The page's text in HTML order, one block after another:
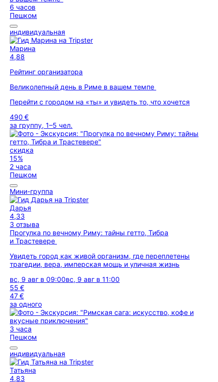
6 часов
Пешком
индивидуальная
Марина
4,88
Рейтинг организатора
Великолепный день в Риме в вашем темпе
Перейти с городом на «ты» и увидеть то, что хочется
490 €
за группу, 1–5 чел.
скидка
15%
2 часа
Пешком
Мини-группа
Дарья
4,33
3 отзыва
Прогулка по вечному Риму: тайны гетто, Тибра
и Трастевере
Увидеть город как живой организм, где переплетены
трагедии, вера, имперская мощь и уличная жизнь
вс, 9 авг в 09:00вс, 9 авг в 11:00
55 €
47 €
за одного
3 часа
Пешком
индивидуальная
Татьяна
4,83